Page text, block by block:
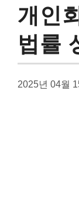
개인
법률
2025년 04월